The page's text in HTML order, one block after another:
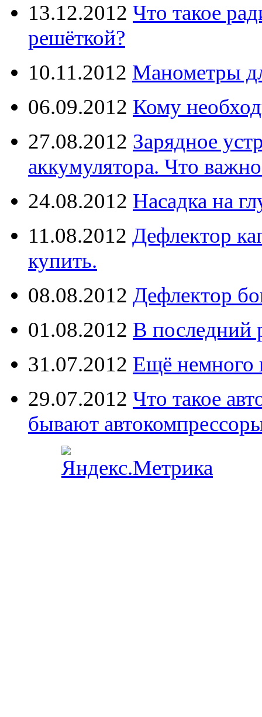
13.12.2012 Что такое
решёткой?
10.11.2012 Манометры
06.09.2012 Кому
27.08.2012 Зарядное
аккумулятора. Что
24.08.2012 Насадка на
11.08.2012 Дефлектор
купить.
08.08.2012 Дефлектор
01.08.2012 В последний
31.07.2012 Ещё немного
29.07.2012 Что такое
бывают